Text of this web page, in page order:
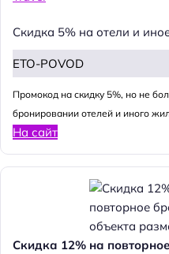
Скидка 5% на отели и
ETO-POVOD
Промокод на скидку 5%, но не
бронировании отелей и иного
На сайт
Скидка 12% на